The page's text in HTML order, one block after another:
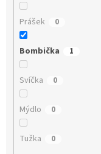
Prášek 0
Bombička 1
Svíčka 0
Mýdlo 0
Tužka 0